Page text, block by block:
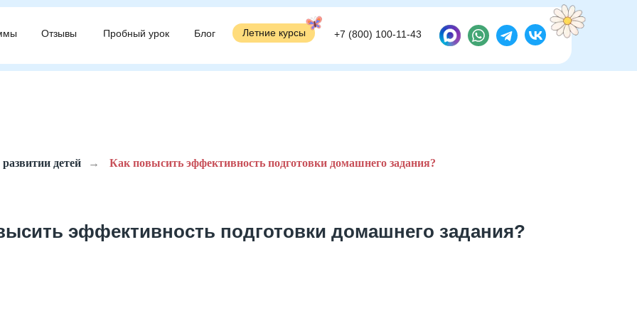
+7 (800) 100-11-43
Отзывы Блог
Пробный урок Летние курсы +7 (800) 100-11-43
Отзывы Блог
Пробный урок Летние курсы
детей → Как повысить эффективность подготовки домашнего задания?
эффективность подготовки домашнего задания?